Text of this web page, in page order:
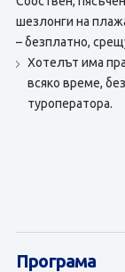
шезлонги на
– безплатно,
Хотелът има
всяко време,
туроператора.
Програма